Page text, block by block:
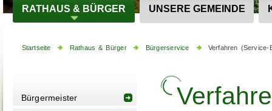
RATHAUS & BÜRGER UNSERE GEMEINDE
Startseite Rathaus & Bürger Bürgerservice Verfahren (Service-
Bürgermeister